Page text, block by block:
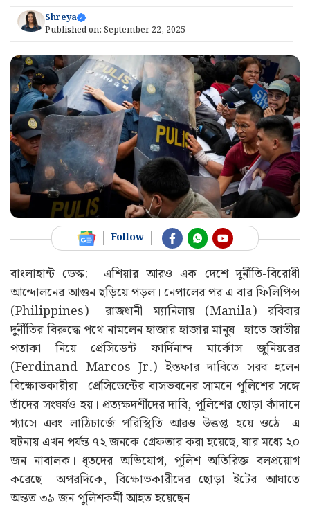
Shreya
Published on: September 22, 2025
Follow
বাংলাহান্ট ডেস্ক: এশিয়ার আরও এক দেশে দুর্নীতি-বিরোধী
আন্দোলনের আগুন ছড়িয়ে পড়ল। নেপালের পর এ বার ফিলিপিন্স
(Philippines)। রাজধানী ম্যানিলায় (Manila) রবিবার
দুর্নীতির বিরুদ্ধে পথে নামলেন হাজার হাজার মানুষ। হাতে জাতীয়
পতাকা নিয়ে প্রেসিডেন্ট ফার্দিনান্দ মার্কোস জুনিয়রের
(Ferdinand Marcos Jr.) ইস্তফার দাবিতে সরব হলেন
বিক্ষোভকারীরা। প্রেসিডেন্টের বাসভবনের সামনে পুলিশের সঙ্গে
তাঁদের সংঘর্ষও হয়। প্রত্যক্ষদর্শীদের দাবি, পুলিশের ছোড়া কাঁদানে
গ্যাসে এবং লাঠিচার্জে পরিস্থিতি আরও উত্তপ্ত হয়ে ওঠে। এ
ঘটনায় এখন পর্যন্ত ৭২ জনকে গ্রেফতার করা হয়েছে, যার মধ্যে ২০
জন নাবালক। ধৃতদের অভিযোগ, পুলিশ অতিরিক্ত বলপ্রয়োগ
করেছে। অপরদিকে, বিক্ষোভকারীদের ছোড়া ইটের আঘাতে
অন্তত ৩৯ জন পুলিশকর্মী আহত হয়েছেন।